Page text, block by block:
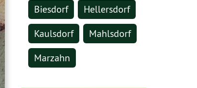
Biesdorf
Hellersdorf
Kaulsdorf
Mahlsdorf
Marzahn